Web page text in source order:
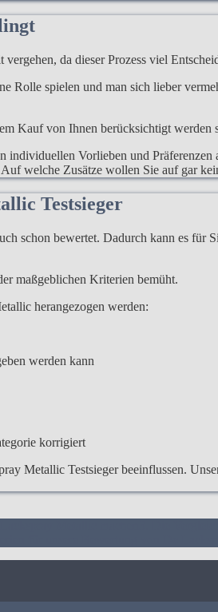
da dieser Prozess viel
spielen und man sich lieber
Kauf von Ihnen berücksichtigt werden
Vorlieben und
welche Zusätze wollen Sie auf gar
Testsieger
schon bewertet. Dadurch kann es für
maßgeblichen Kriterien bemüht.
herangezogen werden:
werden kann
korrigiert
Metallic Testsieger beeinflussen.